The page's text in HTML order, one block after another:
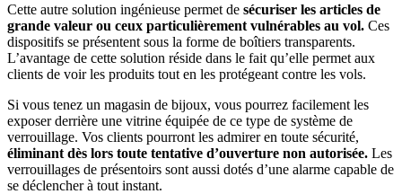
Cette autre solution ingénieuse permet de sécuriser les articles de
grande valeur ou ceux particulièrement vulnérables au vol. Ces
dispositifs se présentent sous la forme de boîtiers transparents.
L’avantage de cette solution réside dans le fait qu’elle permet aux
clients de voir les produits tout en les protégeant contre les vols.
Si vous tenez un magasin de bijoux, vous pourrez facilement les
exposer derrière une vitrine équipée de ce type de système de
verrouillage. Vos clients pourront les admirer en toute sécurité,
éliminant dès lors toute tentative d’ouverture non autorisée. Les
verrouillages de présentoirs sont aussi dotés d’une alarme capable de
se déclencher à tout instant.